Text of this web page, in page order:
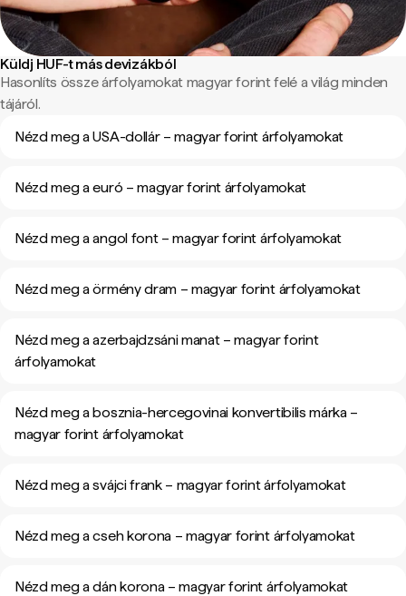
Küldj HUF-t más devizákból
Hasonlíts össze árfolyamokat magyar forint felé a világ minden
tájáról.
Nézd meg a USA-dollár – magyar forint árfolyamokat
Nézd meg a euró – magyar forint árfolyamokat
Nézd meg a angol font – magyar forint árfolyamokat
Nézd meg a örmény dram – magyar forint árfolyamokat
Nézd meg a azerbajdzsáni manat – magyar forint
árfolyamokat
Nézd meg a bosznia-hercegovinai konvertibilis márka –
magyar forint árfolyamokat
Nézd meg a svájci frank – magyar forint árfolyamokat
Nézd meg a cseh korona – magyar forint árfolyamokat
Nézd meg a dán korona – magyar forint árfolyamokat